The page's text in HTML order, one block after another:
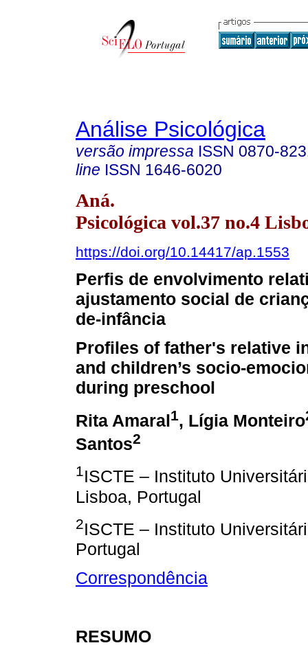
Análise Psicológica
versão impressa ISSN 0870-
line ISSN 1646-6020
Aná.
Psicológica vol.37 no.4
https://doi.org/10.14417/ap.1553
Perfis de envolvimento
ajustamento social de
de-infância
Profiles of father's relative
and children’s socio-
during preschool
Rita Amaral1, Lígia Monteiro
Santos2
1ISCTE – Instituto
Lisboa, Portugal
2ISCTE – Instituto
Portugal
Correspondência
RESUMO